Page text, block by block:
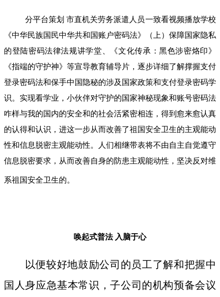
分平台策划 市直机关劳务派遣人员一致看视频播放学校
《中华民族国民中华共和国账户密码法》（上）保障国家隐私
的登陆密码法律法规讲学堂、《文化传承：黑色涉密烙印》
《指端的守护神》等宣导教育辅导片，逐步详细了解撑握支付
登录密码法和保手中国隐秘的涉及国家政策和支付登录密码学
识。实现看学业，小伙伴对守护的国家神秘现象和账号密码法
咋样与我的国内的安全和的社会活紧密相连，得到愈来愈认真
的认得和认识，进这一步从而改善了祖国安全卫生的主观能动
性和信息脱密主观能动性。人们相继带表将不由自主自觉遵守
信息脱密要求，从而改善自身的防患主观能动性，坚决反对维
系祖国安全卫生的。
唤起式普法 入脑于心
以便较好地鼓励公司的员工了解和把握中
国人身应急基本常识，子公司的机构预备会议